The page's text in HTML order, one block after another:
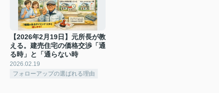
【2026年2月19日】元所長が教
える。建売住宅の価格交渉「通
る時」と「通らない時
2026.02.19
フォローアップの選ばれる理由